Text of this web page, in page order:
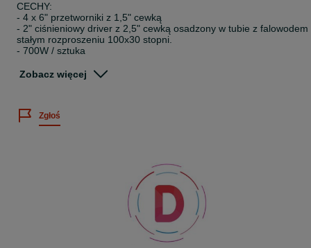
CECHY:
- 4 x 6" przetworniki z 1,5" cewką
- 2" ciśnieniowy driver z 2,5" cewką osadzony w tubie z falowodem
stałym rozproszeniu 100x30 stopni.
- 700W / sztuka
WYPOSAŻENIE DODATKOWE:
- 2 x skrzynia transportowa z kołami i blokadami
- nowe NX: 10 tys 800 zł / sztuka
- case nowy: 1100 zł / sztuka
Zapraszamy na pozostałe aukcje, na których znajduje się inny
sprzęt nagłośnieniowy i oświetleniowy.
Zobacz więcej
Zgłoś